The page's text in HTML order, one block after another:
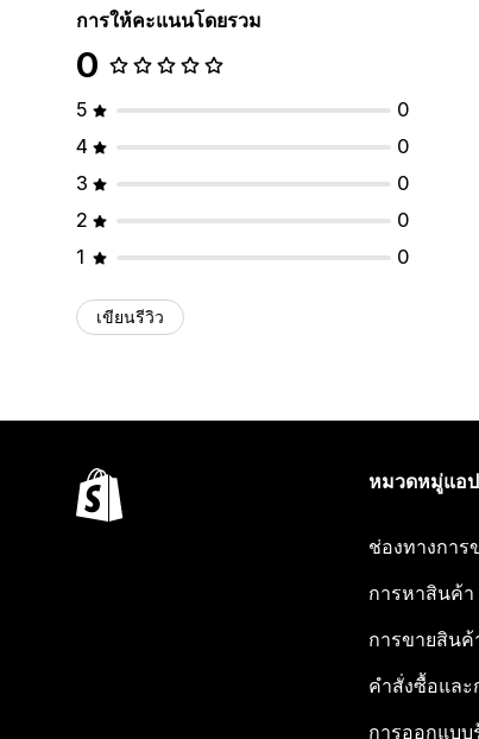
การให้คะแนนโดยรวม
0
5
0
4
0
3
0
2
0
1
0
เขียนรีวิว
หมวดหมู่แอป
ช่องทางการ
การหาสินค้า
การขายสินค้
คำสั่งซื้อและ
การออกแบบ